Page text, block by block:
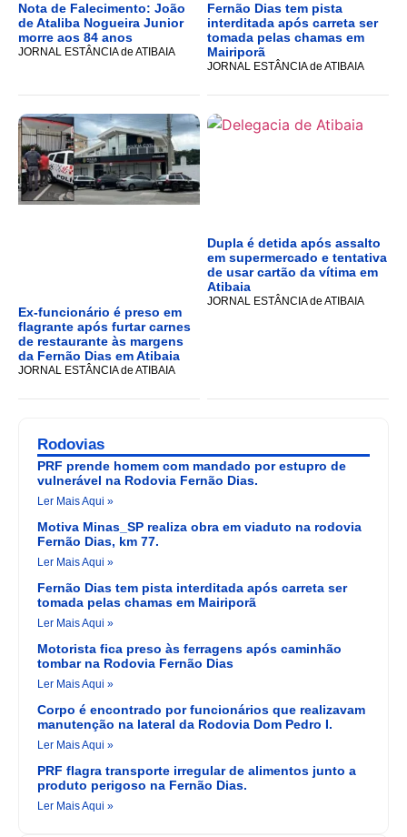
Nota de Falecimento: João
de Ataliba Nogueira Junior
morre aos 84 anos
JORNAL ESTÂNCIA de ATIBAIA
Fernão Dias tem pista
interditada após carreta ser
tomada pelas chamas em
Mairiporã
JORNAL ESTÂNCIA de ATIBAIA
Ex-funcionário é preso em
flagrante após furtar carnes
de restaurante às margens
da Fernão Dias em Atibaia
JORNAL ESTÂNCIA de ATIBAIA
Dupla é detida após assalto
em supermercado e tentativa
de usar cartão da vítima em
Atibaia
JORNAL ESTÂNCIA de ATIBAIA
Rodovias
PRF prende homem com mandado por estupro de
vulnerável na Rodovia Fernão Dias.
Ler Mais Aqui »
Motiva Minas_SP realiza obra em viaduto na rodovia
Fernão Dias, km 77.
Ler Mais Aqui »
Fernão Dias tem pista interditada após carreta ser
tomada pelas chamas em Mairiporã
Ler Mais Aqui »
Motorista fica preso às ferragens após caminhão
tombar na Rodovia Fernão Dias
Ler Mais Aqui »
Corpo é encontrado por funcionários que realizavam
manutenção na lateral da Rodovia Dom Pedro I.
Ler Mais Aqui »
PRF flagra transporte irregular de alimentos junto a
produto perigoso na Fernão Dias.
Ler Mais Aqui »